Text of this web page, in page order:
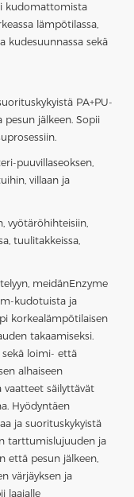
kudomattomista
lämpötilassa,
kudesuunnassa sekä
PA+PU-
pesun jälkeen. Sopii
puuvillaseoksen,
villaan ja
vyötäröhihteisiin,
tuulitakkeissa,
meidänEnzyme
kudotuista ja
korkealämpötilaisen
takaamiseksi.
sekä loimi- että
alhaiseen
vaatteet säilyttävät
Hyödyntäen
ja suorituskykyistä
tarttumislujuuden ja
että pesun jälkeen,
värjäyksen ja
laajalle